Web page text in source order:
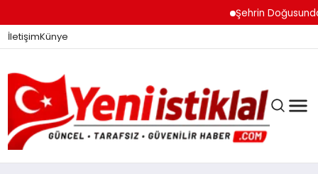
Şehrin Doğusundan
İletişimKünye